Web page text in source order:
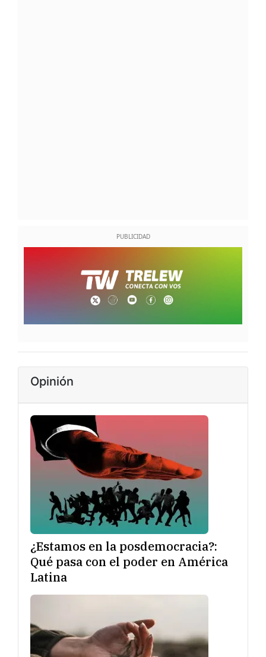
Opinión
¿Estamos en la posdemocracia?:
Qué pasa con el poder en América
Latina